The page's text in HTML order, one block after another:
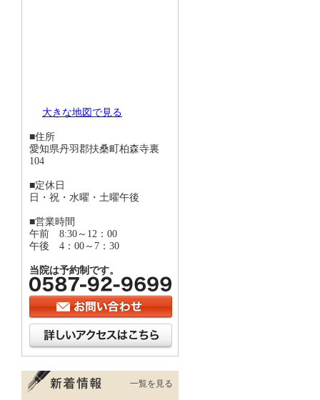
大きな地図で見る
■住所
愛知県丹羽郡扶桑町柏森寺裏
104
■定休日
日・祝・水曜・土曜午後
■営業時間
午前 8:30～12：00
午後 4：00～7：30
当院は予約制です。
一覧を見る